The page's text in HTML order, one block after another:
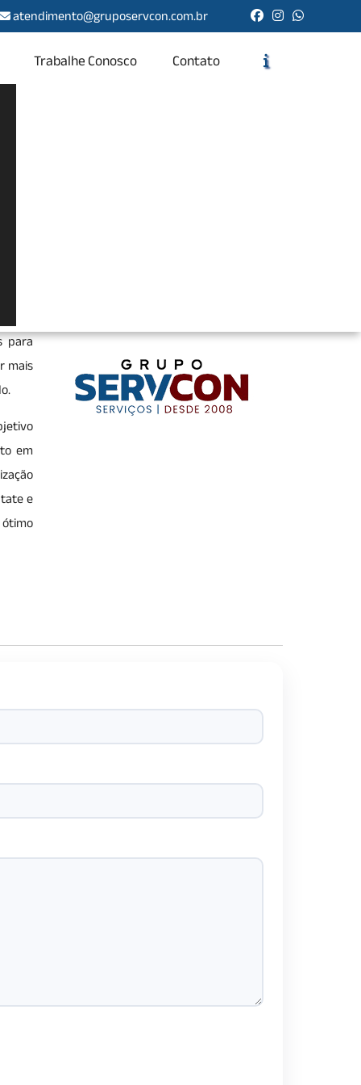
atendimento@gruposervcon.com.br
Trabalhe Conosco Contato
para
mais
em
e